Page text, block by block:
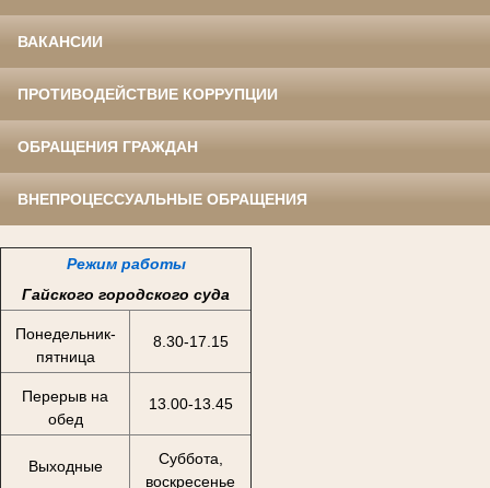
ВАКАНСИИ
ПРОТИВОДЕЙСТВИЕ КОРРУПЦИИ
ОБРАЩЕНИЯ ГРАЖДАН
ВНЕПРОЦЕССУАЛЬНЫЕ ОБРАЩЕНИЯ
Режим работы
Гайского городского суда
Понедельник-
пятница
8.30-17.15
Перерыв на
обед
13.00-13.45
Выходные
Суббота,
воскресенье